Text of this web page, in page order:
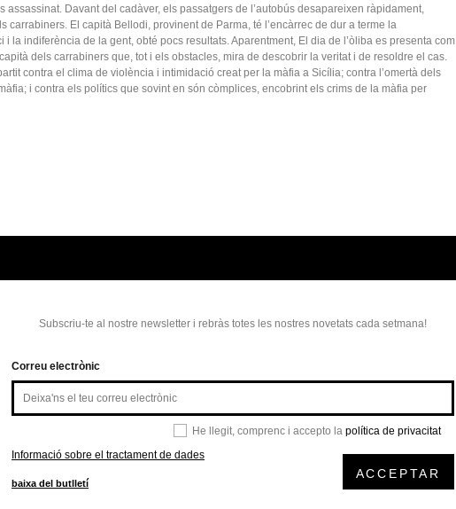
Davant del cadàver, els passatgers de l’autobús desapareixen ràpidament,
El capità Bellodi, provinent de Parma, té l’encàrrec de dur a terme la
la indiferència de la gent, obté pocs resultats. Aparentment, El dia de l’òliba es presenta com
dels carrabiners que, tot i els obstacles, mira de descobrir la veritat i de resoldre el cas.
contra el clima de violència i intimidació creat per la màfia a Sicília; contra l’omertà dels
i contra els polítics que sovint en són còmplices, encobrint els crims de la màfia per
Subscriu-te al nostre newsletter i rebràs totes les nostres novetats cada setmana!
Correu electrònic
He llegit, comprenc i accepto la política de privacitat
Informació sobre el tractament de dades
baixa del butlletí
ACCEPTAR